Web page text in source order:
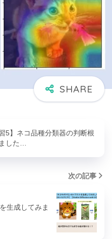
5】ネコ品種分類器の判断根
した…
次の記事
生成してみま